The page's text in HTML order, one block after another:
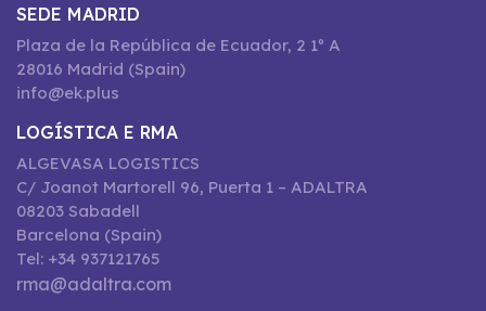
SEDE MADRID
Plaza de la República de Ecuador, 2 1º A
28016 Madrid (Spain)
info@ek.plus
LOGÍSTICA E RMA
ALGEVASA LOGISTICS
C/ Joanot Martorell 96, Puerta 1 – ADALTRA
08203 Sabadell
Barcelona (Spain)
Tel: +34 937121765
rma@adaltra.com